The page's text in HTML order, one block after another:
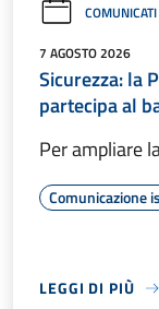
COMUNICATI
7 AGOSTO 2026
Sicurezza: la
partecipa al
Per ampliare
Comunicazione
LEGGI DI PIÙ